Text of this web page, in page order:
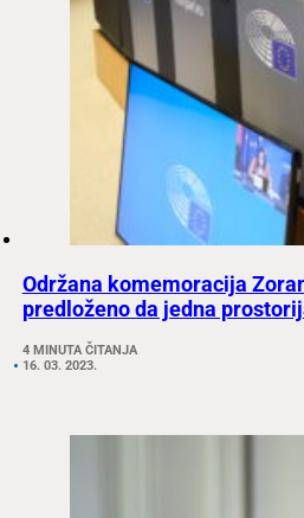
Održana komemoracija
predloženo da jedna
4 MINUTA ČITANJA
16. 03. 2023.